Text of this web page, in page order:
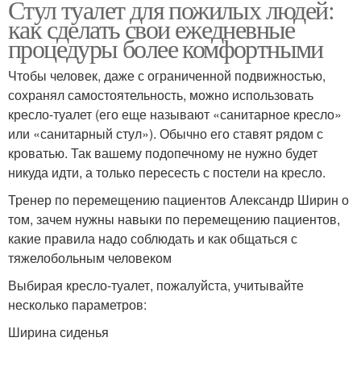
Стул туалет для пожилых людей:
как сделать свои ежедневные
процедуры более комфортными
Чтобы человек, даже с ограниченной подвижностью,
сохранял самостоятельность, можно использовать
кресло-туалет (его еще называют «санитарное кресло»
или «санитарный стул»). Обычно его ставят рядом с
кроватью. Так вашему подопечному не нужно будет
никуда идти, а только пересесть с постели на кресло.
Тренер по перемещению пациентов Александр Ширин о
том, зачем нужны навыки по перемещению пациентов,
какие правила надо соблюдать и как общаться с
тяжелобольным человеком
Выбирая кресло-туалет, пожалуйста, учитывайте
несколько параметров:
Ширина сиденья